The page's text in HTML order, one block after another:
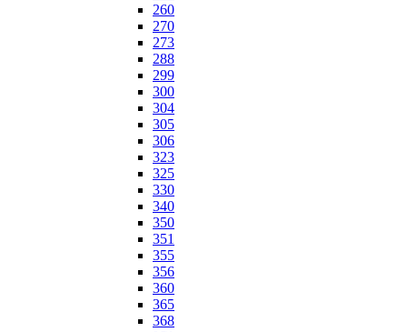
260
270
273
288
299
300
304
305
306
323
325
330
340
350
351
355
356
360
365
368